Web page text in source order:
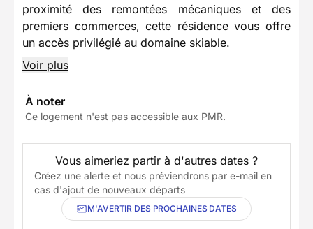
proximité des remontées mécaniques et des
premiers commerces, cette résidence vous offre
un accès privilégié au domaine skiable.
Voir plus
À noter
Ce logement n'est pas accessible aux PMR.
Vous aimeriez partir à d'autres dates ?
Créez une alerte et nous préviendrons par e-mail en
cas d'ajout de nouveaux départs
M'AVERTIR DES PROCHAINES DATES